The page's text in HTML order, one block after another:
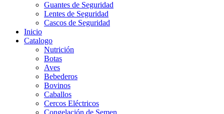
Guantes de Seguridad
Lentes de Seguridad
Cascos de Seguridad
Inicio
Catalogo
Nutrición
Botas
Aves
Bebederos
Bovinos
Caballos
Cercos Eléctricos
Congelación de Semen